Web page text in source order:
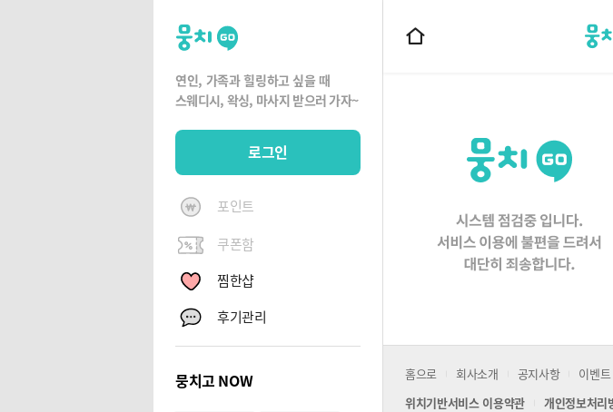
뭉
치
고
연인, 가족과 힐링하고 싶을 때
스웨디시, 왁싱, 마사지 받으러 가자~
로그인
포인트
쿠폰함
찜한샵
후기관리
뭉치고 NOW
홈
홈으로 회사소개 공지사항 이벤트
위치기반서비스 이용약관
개인정보처리